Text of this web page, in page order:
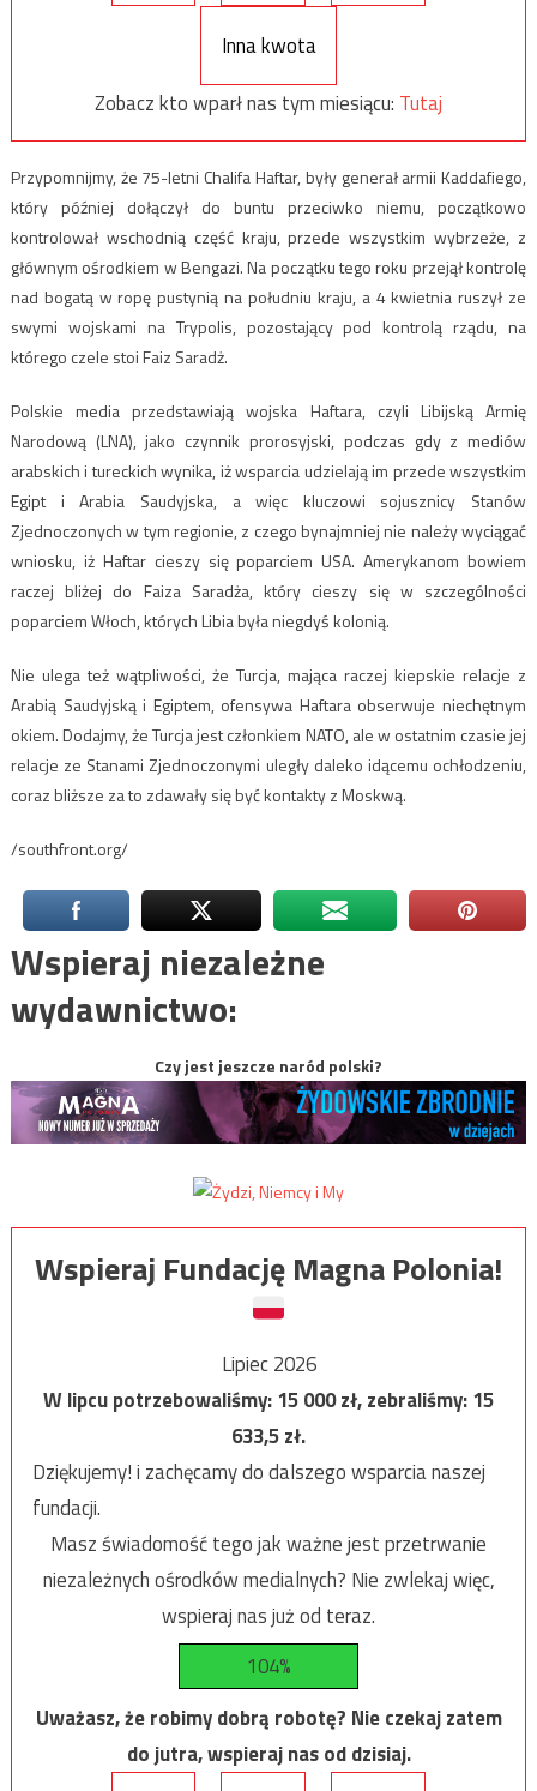
Inna kwota
Zobacz kto wparł nas tym miesiącu: Tutaj
Przypomnijmy, że 75-letni Chalifa Haftar, były generał armii Kaddafiego,
który później dołączył do buntu przeciwko niemu, początkowo
kontrolował wschodnią część kraju, przede wszystkim wybrzeże, z
głównym ośrodkiem w Bengazi. Na początku tego roku przejął kontrolę
nad bogatą w ropę pustynią na południu kraju, a 4 kwietnia ruszył ze
swymi wojskami na Trypolis, pozostający pod kontrolą rządu, na
którego czele stoi Faiz Saradż.
Polskie media przedstawiają wojska Haftara, czyli Libijską Armię
Narodową (LNA), jako czynnik prorosyjski, podczas gdy z mediów
arabskich i tureckich wynika, iż wsparcia udzielają im przede wszystkim
Egipt i Arabia Saudyjska, a więc kluczowi sojusznicy Stanów
Zjednoczonych w tym regionie, z czego bynajmniej nie należy wyciągać
wniosku, iż Haftar cieszy się poparciem USA. Amerykanom bowiem
raczej bliżej do Faiza Saradża, który cieszy się w szczególności
poparciem Włoch, których Libia była niegdyś kolonią.
Nie ulega też wątpliwości, że Turcja, mająca raczej kiepskie relacje z
Arabią Saudyjską i Egiptem, ofensywa Haftara obserwuje niechętnym
okiem. Dodajmy, że Turcja jest członkiem NATO, ale w ostatnim czasie jej
relacje ze Stanami Zjednoczonymi uległy daleko idącemu ochłodzeniu,
coraz bliższe za to zdawały się być kontakty z Moskwą.
/southfront.org/
Wspieraj niezależne
wydawnictwo:
Czy jest jeszcze naród polski?
Wspieraj Fundację Magna Polonia!
Lipiec 2026
W lipcu potrzebowaliśmy:15 000zł, zebraliśmy:15
633,5zł.
Dziękujemy! i zachęcamy do dalszego wsparcia naszej
fundacji.
Masz świadomość tego jak ważne jest przetrwanie
niezależnych ośrodków medialnych? Nie zwlekaj więc,
wspieraj nas już od teraz.
104%
Uważasz, że robimy dobrą robotę? Nie czekaj zatem
do jutra, wspieraj nas od dzisiaj.